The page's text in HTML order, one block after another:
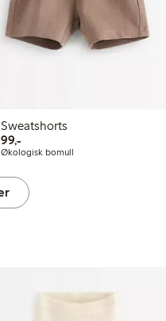
Sweatshorts
99,-99,00 kr
Økologisk bomull